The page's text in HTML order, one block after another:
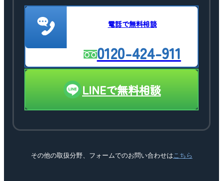
電話で無料相談
0120-424-911
LINEで無料相談
その他の取扱分野、フォームでのお問い合わせは こちら